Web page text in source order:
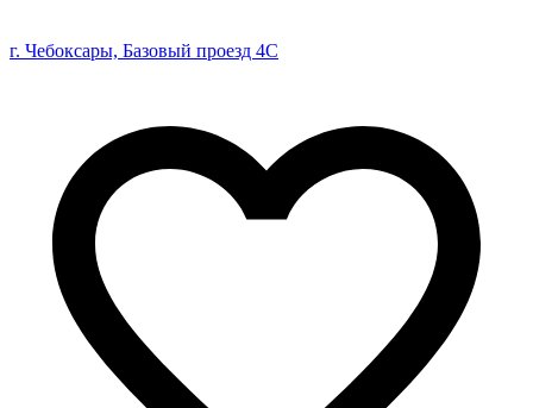
г. Чебоксары, Базовый проезд 4С